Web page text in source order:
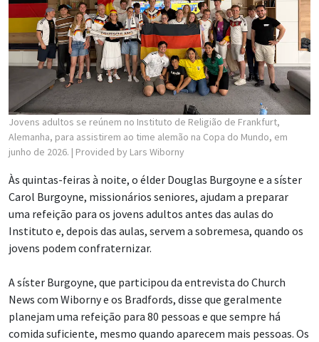
Jovens adultos se reúnem no Instituto de Religião de Frankfurt,
Alemanha, para assistirem ao time alemão na Copa do Mundo, em
junho de 2026. | Provided by Lars Wiborny
Às quintas-feiras à noite, o élder Douglas Burgoyne e a síster
Carol Burgoyne, missionários seniores, ajudam a preparar
uma refeição para os jovens adultos antes das aulas do
Instituto e, depois das aulas, servem a sobremesa, quando os
jovens podem confraternizar.
A síster Burgoyne, que participou da entrevista do Church
News com Wiborny e os Bradfords, disse que geralmente
planejam uma refeição para 80 pessoas e que sempre há
comida suficiente, mesmo quando aparecem mais pessoas. Os